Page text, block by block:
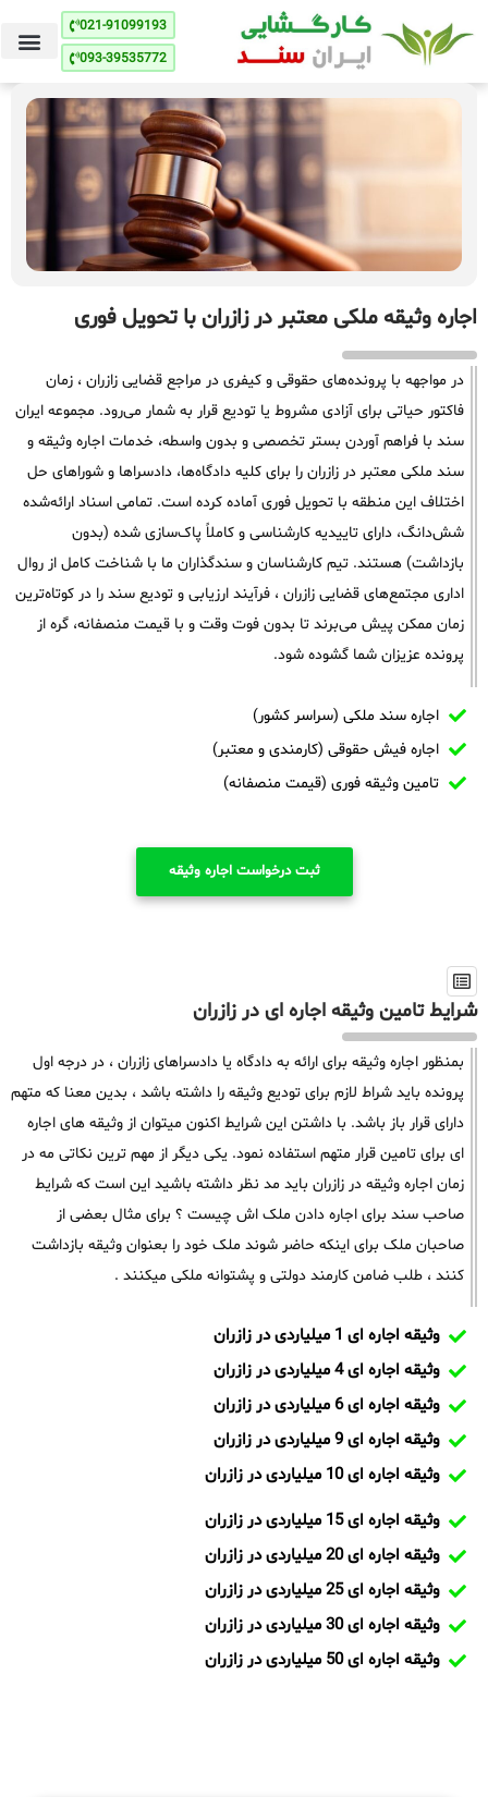
021-91099193
093-39535772
اجاره وثیقه ملکی معتبر در زازران با تحویل فوری
در مواجهه با پرونده‌های حقوقی و کیفری در مراجع قضایی زازران ، زمان
فاکتور حیاتی برای آزادی مشروط یا تودیع قرار به شمار می‌رود. مجموعه ایران
سند با فراهم آوردن بستر تخصصی و بدون واسطه، خدمات اجاره وثیقه و
سند ملکی معتبر در زازران را برای کلیه دادگاه‌ها، دادسراها و شوراهای حل
اختلاف این منطقه با تحویل فوری آماده کرده است. تمامی اسناد ارائه‌شده
شش‌دانگ، دارای تاییدیه کارشناسی و کاملاً پاک‌سازی شده (بدون
بازداشت) هستند. تیم کارشناسان و سندگذاران ما با شناخت کامل از روال
اداری مجتمع‌های قضایی زازران ، فرآیند ارزیابی و تودیع سند را در کوتاه‌ترین
زمان ممکن پیش می‌برند تا بدون فوت وقت و با قیمت منصفانه، گره از
پرونده عزیزان شما گشوده شود.
اجاره سند ملکی (سراسر کشور)
اجاره فیش حقوقی (کارمندی و معتبر)
تامین وثیقه فوری (قیمت منصفانه)
ثبت درخواست اجاره وثیقه
شرایط تامین وثیقه اجاره ای در زازران
بمنظور اجاره وثیقه برای ارائه به دادگاه یا دادسراهای زازران ، در درجه اول
پرونده باید شراط لازم برای تودیع وثیقه را داشته باشد ، بدین معنا که متهم
دارای قرار باز باشد. با داشتن این شرایط اکنون میتوان از وثیقه های اجاره
ای برای تامین قرار متهم استفاده نمود. یکی دیگر از مهم ترین نکاتی مه در
زمان اجاره وثیقه در زازران باید مد نظر داشته باشید این است که شرایط
صاحب سند برای اجاره دادن ملک اش چیست ؟ برای مثال بعضی از
صاحبان ملک برای اینکه حاضر شوند ملک خود را بعنوان وثیقه بازداشت
کنند ، طلب ضامن کارمند دولتی و پشتوانه ملکی میکنند .
وثیقه اجاره ای 1 میلیاردی در زازران
وثیقه اجاره ای 4 میلیاردی در زازران
وثیقه اجاره ای 6 میلیاردی در زازران
وثیقه اجاره ای 9 میلیاردی در زازران
وثیقه اجاره ای 10 میلیاردی در زازران
وثیقه اجاره ای 15 میلیاردی در زازران
وثیقه اجاره ای 20 میلیاردی در زازران
وثیقه اجاره ای 25 میلیاردی در زازران
وثیقه اجاره ای 30 میلیاردی در زازران
وثیقه اجاره ای 50 میلیاردی در زازران